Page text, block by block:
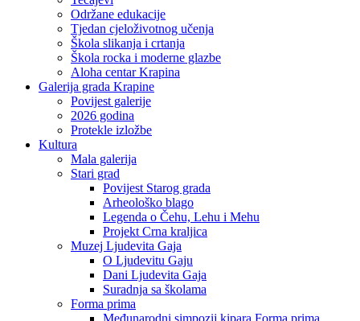
Održane edukacije
Tjedan cjeloživotnog učenja
Škola slikanja i crtanja
Škola rocka i moderne glazbe
Aloha centar Krapina
Galerija grada Krapine
Povijest galerije
2026 godina
Protekle izložbe
Kultura
Mala galerija
Stari grad
Povijest Starog grada
Arheološko blago
Legenda o Čehu, Lehu i Mehu
Projekt Crna kraljica
Muzej Ljudevita Gaja
O Ljudevitu Gaju
Dani Ljudevita Gaja
Suradnja sa školama
Forma prima
Međunarodni simpozij kipara Forma prima